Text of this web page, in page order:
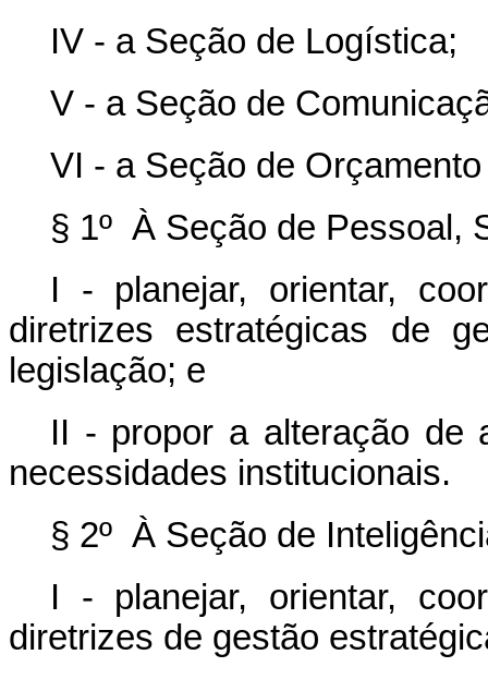
IV - a Seção de Logística;
V - a Seção de
VI - a Seção de
§ 1º À Seção de Pessoal,
I - planejar, orientar,
diretrizes estratégicas de
legislação; e
II - propor a alteração de
necessidades institucionais.
§ 2º À Seção de
I - planejar, orientar,
diretrizes de gestão